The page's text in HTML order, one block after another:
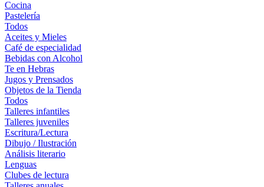
Cocina
Pastelería
Todos
Aceites y Mieles
Café de especialidad
Bebidas con Alcohol
Te en Hebras
Jugos y Prensados
Objetos de la Tienda
Todos
Talleres infantiles
Talleres juveniles
Escritura/Lectura
Dibujo / Ilustración
Análisis literario
Lenguas
Clubes de lectura